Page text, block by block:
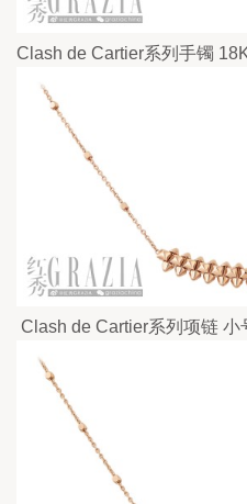
Clash de Cartier系列手镯
Clash de Cartier系列项链 小